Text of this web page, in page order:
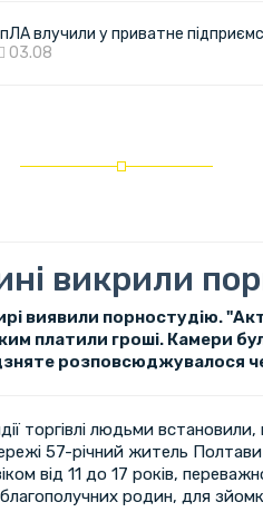
влучили у приватне
03.08
викрили
виявили порностудію.
платили гроші. Камери
розповсюджувалося
торгівлі людьми
57-річний житель
від 11 до 17 років,
родин, для